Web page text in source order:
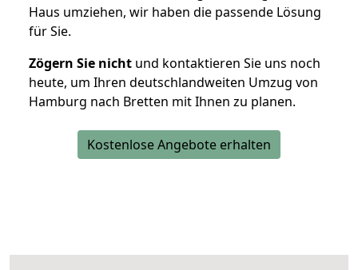
Haus umziehen, wir haben die passende Lösung
für Sie.
Zögern Sie nicht und kontaktieren Sie uns noch
heute, um Ihren deutschlandweiten Umzug von
Hamburg nach Bretten mit Ihnen zu planen.
Kostenlose Angebote erhalten